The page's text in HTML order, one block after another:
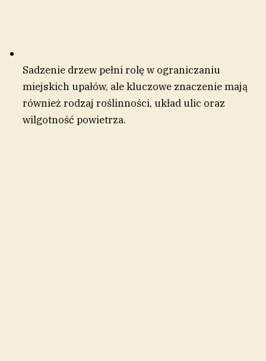
Sadzenie drzew pełni rolę w ograniczaniu
miejskich upałów, ale kluczowe znaczenie mają
również rodzaj roślinności, układ ulic oraz
wilgotność powietrza.